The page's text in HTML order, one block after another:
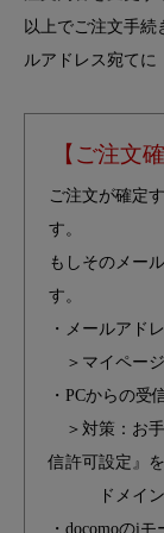
以上でご注文手続
ルアドレス宛てに
【ご注文
ご注文が確定
す。
もしそのメー
す。
・メールアド
＞マイページ
・PCからの受
＞対策：お手
信許可設定』
ドメイン：
・docomoのi